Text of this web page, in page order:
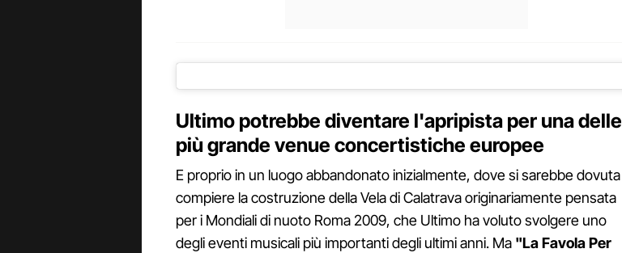
Ultimo potrebbe diventare l'apripista per una delle
più grande venue concertistiche europee
E proprio in un luogo abbandonato inizialmente, dove si sarebbe dovuta
compiere la costruzione della Vela di Calatrava originariamente pensata
per i Mondiali di nuoto Roma 2009, che Ultimo ha voluto svolgere uno
degli eventi musicali più importanti degli ultimi anni. Ma "La Favola Per